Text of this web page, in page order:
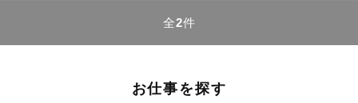
全2件
お仕事を探す